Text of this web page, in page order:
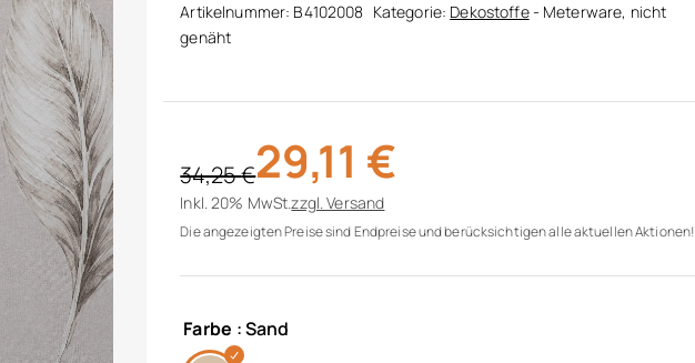
Artikelnummer: B4102008 Kategorie: Dekostoffe- Meterware, nicht
genäht
34,25€
Ursprünglicher Preis war: 34,25 €
29,11 €
Aktueller Preis ist: 29,11 €.
Inkl. 20% MwSt.zzgl.Versand
Die angezeigten Preise sind Endpreise und berücksichtigen alle aktuellen Aktionen!
Farbe : Sand